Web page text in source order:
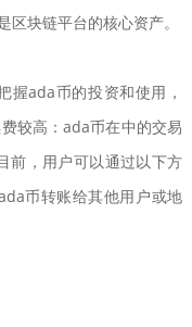
区块链平台的核心资产。
握ada币的投资和使用，
较高：ada币在中的交易
前，用户可以通过以下方
币转账给其他用户或地